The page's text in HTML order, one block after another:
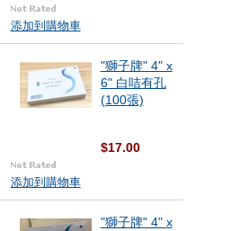
添加到購物車
"獅子牌" 4" x
6" 白咭有孔
(100張)
$17.00
添加到購物車
"獅子牌" 4" x